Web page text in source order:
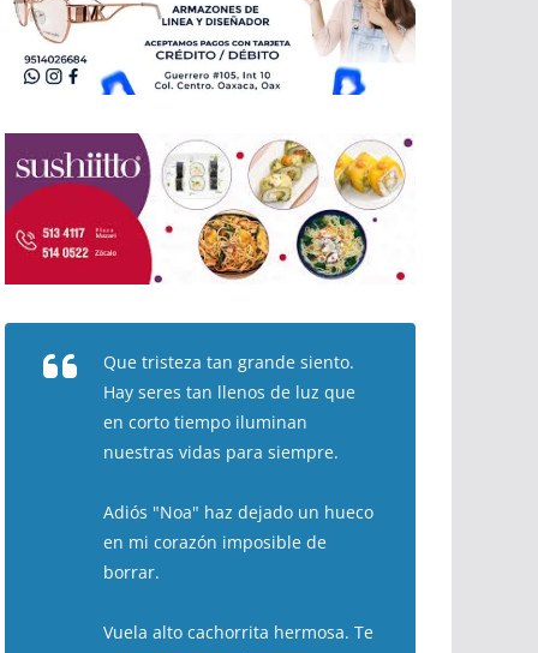
Que tristeza tan grande siento.
Hay seres tan llenos de luz que
en corto tiempo iluminan
nuestras vidas para siempre.
Adiós "Noa" haz dejado un hueco
en mi corazón imposible de
borrar.
Vuela alto cachorrita hermosa. Te